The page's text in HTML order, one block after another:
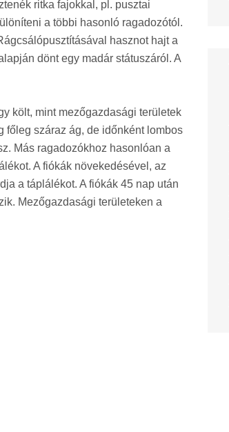
ritka fajokkal, pl. pusztai
a többi hasonló ragadozótól.
hasznot hajt a
dönt egy madár státuszáról. A
költ, mint mezőgazdasági területek
főleg száraz ág, de időnként lombos
Más ragadozókhoz hasonlóan a
A fiókák növekedésével, az
a táplálékot. A fiókák 45 nap után
Mezőgazdasági területeken a